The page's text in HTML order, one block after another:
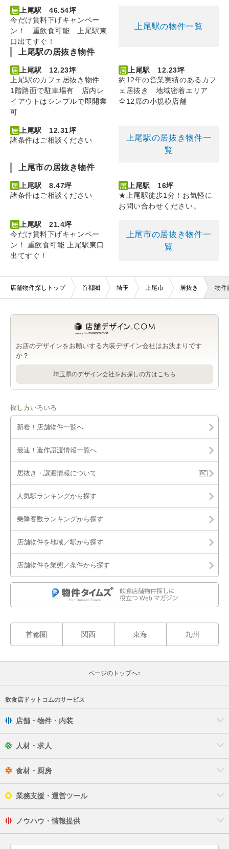
上尾駅 46.54坪
今だけ賃料下げキャンペー
ン！ 重飲食可能 上尾駅東
口出てすぐ！
上尾駅の物件一覧
上尾駅の居抜き物件
上尾駅 12.23坪
上尾駅のカフェ居抜き物件
1階路面で駐車場有 店内レ
イアウトはシンプルで即開業
可
上尾駅 12.23坪
約12年の営業実績のあるカフ
ェ居抜き 地域密着エリア
全12席の小規模店舗
上尾駅 12.31坪
諸条件はご相談ください
上尾駅の居抜き物件一
覧
上尾市の居抜き物件
上尾駅 8.47坪
諸条件はご相談ください
上尾駅 16坪
★上尾駅徒歩1分！お気軽に
お問い合わせください。
上尾駅 21.4坪
今だけ賃料下げキャンペー
ン！ 重飲食可能 上尾駅東口
出てすぐ！
上尾市の居抜き物件一
覧
店舗物件探しトップ 首都圏 埼玉 上尾市 居抜き 物件
お店のデザインをお願いする内装デザイン会社はお決まりです
か？
埼玉県のデザイン会社をお探しの方はこちら
探し方いろいろ
新着！店舗物件一覧へ
最速！造作譲渡情報一覧へ
居抜き・譲渡情報について
人気駅ランキングから探す
乗降客数ランキングから探す
店舗物件を地域／駅から探す
店舗物件を業態／条件から探す
首都圏 関西 東海 九州
ページのトップへ↑
飲食店ドットコムのサービス
店舗・物件・内装
人材・求人
食材・厨房
業務支援・運営ツール
ノウハウ・情報提供